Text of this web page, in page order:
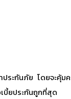
ระกันภัย โดยจะคุ้
บี้ยประกันถูกที่สุด